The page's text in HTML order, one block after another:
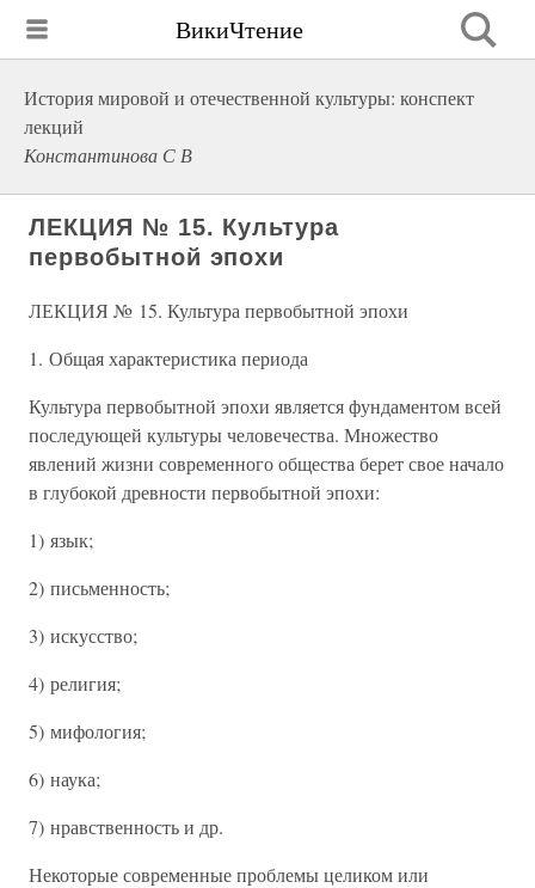
ВикиЧтение
История мировой и отечественной культуры: конспект
лекций
Константинова С В
ЛЕКЦИЯ № 15. Культура
первобытной эпохи
ЛЕКЦИЯ № 15. Культура первобытной эпохи
1. Общая характеристика периода
Культура первобытной эпохи является фундаментом всей
последующей культуры человечества. Множество
явлений жизни современного общества берет свое начало
в глубокой древности первобытной эпохи:
1) язык;
2) письменность;
3) искусство;
4) религия;
5) мифология;
6) наука;
7) нравственность и др.
Некоторые современные проблемы целиком или